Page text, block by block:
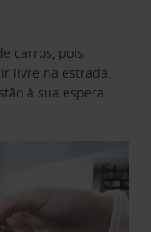
carros, pois
livre na estrada.
à sua espera